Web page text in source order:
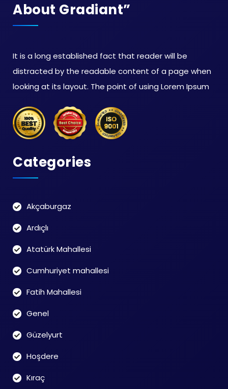
About Gradiant”
It is a long established fact that reader will be
distracted by the readable content of a page when
looking at its layout. The point of using Lorem Ipsum
Categories
Akçaburgaz
Ardıçlı
Atatürk Mahallesi
Cumhuriyet mahallesi
Fatih Mahallesi
Genel
Güzelyurt
Hoşdere
Kıraç